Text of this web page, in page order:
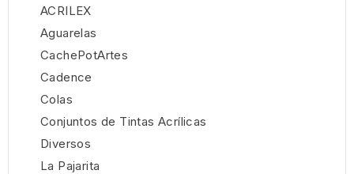
ACRILEX
Aguarelas
CachePotArtes
Cadence
Colas
Conjuntos de Tintas Acrílicas
Diversos
La Pajarita